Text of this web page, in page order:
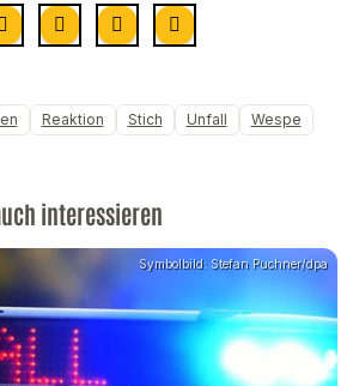
Reaktion Stich Unfall Wespe
interessieren
Symbolbild: Stefan Puchner/dpa